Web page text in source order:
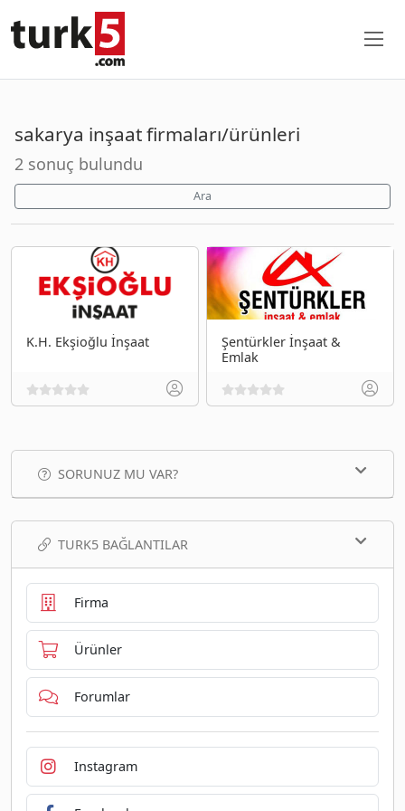
sakarya inşaat firmaları/ürünleri
2 sonuç bulundu
Ara
K.H. Ekşioğlu İnşaat
Şentürkler İnşaat &
Emlak
SORUNUZ MU VAR?
TURK5 BAĞLANTILAR
Firma
Ürünler
Forumlar
Instagram